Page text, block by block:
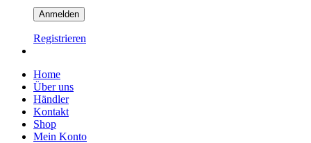
Registrieren
Home
Über uns
Händler
Kontakt
Shop
Mein Konto